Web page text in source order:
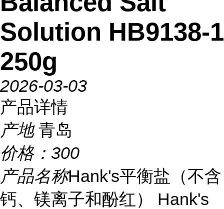
Solution HB9138-1
250g
2026-03-03
产品详情
产地 青岛
价格： 300
产品名称Hank's平衡盐（不含
钙、镁离子和酚红） Hank's